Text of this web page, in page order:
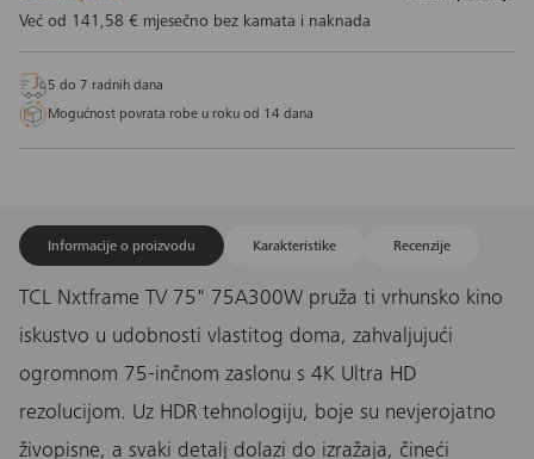
Već od 141,58 € mjesečno bez kamata i naknada
5 do 7 radnih dana
Mogućnost povrata robe u roku od 14 dana
Informacije o proizvodu Karakteristike Recenzije
TCL Nxtframe TV 75" 75A300W pruža ti vrhunsko kino
iskustvo u udobnosti vlastitog doma, zahvaljujući
ogromnom 75-inčnom zaslonu s 4K Ultra HD
rezolucijom. Uz HDR tehnologiju, boje su nevjerojatno
živopisne, a svaki detalj dolazi do izražaja, čineći